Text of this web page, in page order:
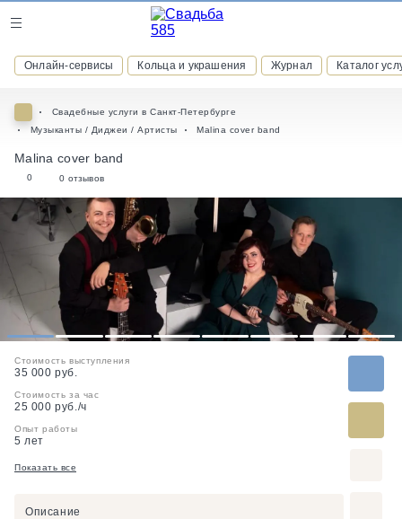
Онлайн-сервисы Кольца и украшения Журнал Каталог
присоединяйтесь к закрытому сообществу и получайте
скидки и бонусы за участие
РЕГИСТРАЦИЯ
Свадебные услуги в Санкт-Петербурге
Музыканты / Диджеи / Артисты
Malina cover band
Malina cover band
0 0 отзывов
1 2 3 4 5 6 7 8
Стоимость выступления
35 000 руб.
Стоимость за час
25 000 руб./ч
Опыт работы
5 лет
Показать все
Описание